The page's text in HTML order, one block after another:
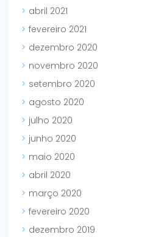
abril 2021
fevereiro 2021
dezembro 2020
novembro 2020
setembro 2020
agosto 2020
julho 2020
junho 2020
maio 2020
abril 2020
março 2020
fevereiro 2020
dezembro 2019